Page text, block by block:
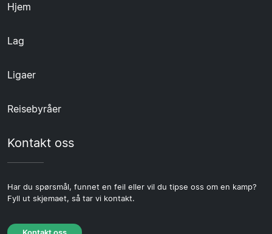
Hjem
Lag
Ligaer
Reisebyråer
Kontakt oss
Har du spørsmål, funnet en feil eller vil du tipse oss om en kamp?
Fyll ut skjemaet, så tar vi kontakt.